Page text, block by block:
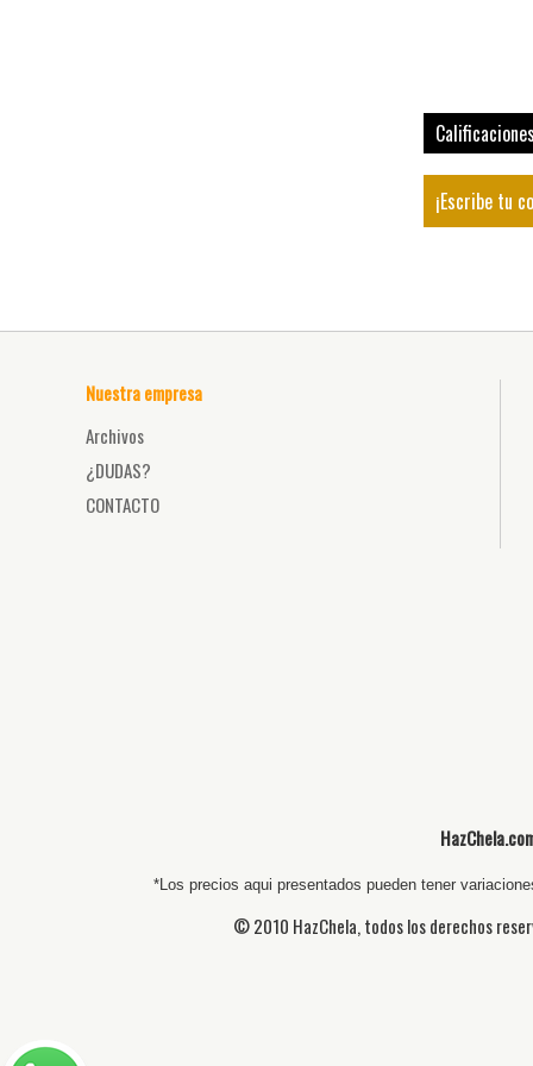
¡Escribe tu
Nuestra empresa
Archivos
¿DUDAS?
CONTACTO
*Los precios aqui presentados pueden tener
© 2010 HazChela, todos los derechos